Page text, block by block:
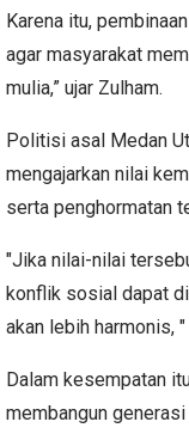
Karena itu,
agar masyarakat
mulia,” ujar Zulham.
Politisi asal Medan
mengajarkan nilai
serta penghormatan
"Jika nilai-nilai
konflik sosial dapat
akan lebih harmonis, "
Dalam kesempatan
membangun